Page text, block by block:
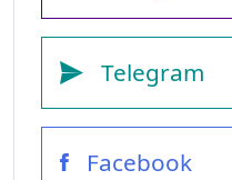
Telegram
Facebook